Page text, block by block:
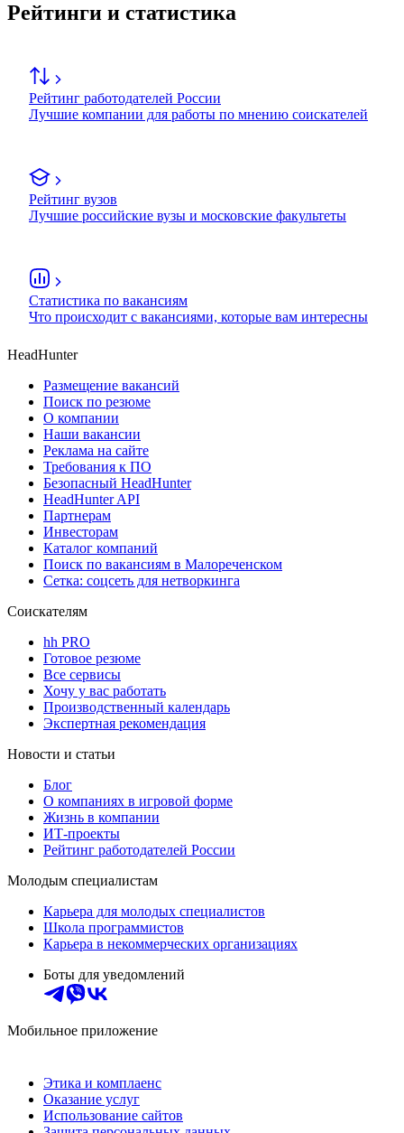
Рейтинги и статистика
Рейтинг работодателей России
Лучшие компании для работы по мнению соискателей
Рейтинг вузов
Лучшие российские вузы и московские факультеты
Статистика по вакансиям
Что происходит с вакансиями, которые вам интересны
HeadHunter
Размещение вакансий
Поиск по резюме
О компании
Наши вакансии
Реклама на сайте
Требования к ПО
Безопасный HeadHunter
HeadHunter API
Партнерам
Инвесторам
Каталог компаний
Поиск по вакансиям в Малореченском
Сетка: соцсеть для нетворкинга
Соискателям
hh PRO
Готовое резюме
Все сервисы
Хочу у вас работать
Производственный календарь
Экспертная рекомендация
Новости и статьи
Блог
О компаниях в игровой форме
Жизнь в компании
ИТ-проекты
Рейтинг работодателей России
Молодым специалистам
Карьера для молодых специалистов
Школа программистов
Карьера в некоммерческих организациях
Боты для уведомлений
Мобильное приложение
Этика и комплаенс
Оказание услуг
Использование сайтов